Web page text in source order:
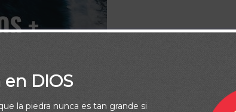
DIOS
la piedra nunca es tan grande si